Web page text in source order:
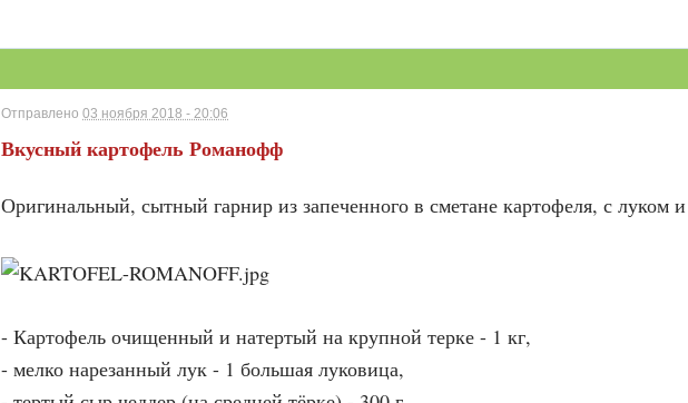
Отправлено03 ноября 2018 - 20:06
Вкусный картофель Романофф
Оригинальный, сытный гарнир из запеченного в сметане картофеля, с луком
- Картофель очищенный и натертый на крупной терке - 1 кг,
- мелко нарезанный лук - 1 большая луковица,